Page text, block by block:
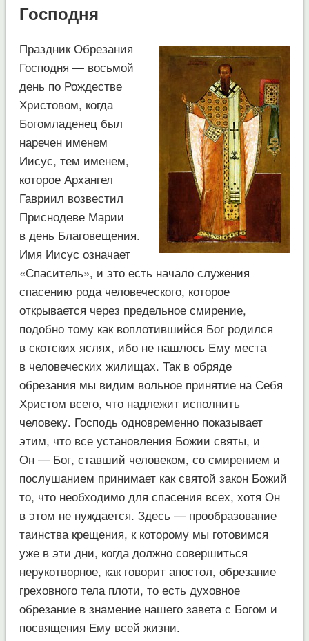
Господня
Праздник Обрезания
Господня — восьмой
день по Рождестве
Христовом, когда
Богомладенец был
наречен именем
Иисус, тем именем,
которое Архангел
Гавриил возвестил
Приснодеве Марии
в день Благовещения.
Имя Иисус означает
«Спаситель», и это есть начало служения
спасению рода человеческого, которое
открывается через предельное смирение,
подобно тому как воплотившийся Бог родился
в скотских яслях, ибо не нашлось Ему места
в человеческих жилищах. Так в обряде
обрезания мы видим вольное принятие на Себя
Христом всего, что надлежит исполнить
человеку. Господь одновременно показывает
этим, что все установления Божии святы, и
Он — Бог, ставший человеком, со смирением и
послушанием принимает как святой закон Божий
то, что необходимо для спасения всех, хотя Он
в этом не нуждается. Здесь — прообразование
таинства крещения, к которому мы готовимся
уже в эти дни, когда должно совершиться
нерукотворное, как говорит апостол, обрезание
греховного тела плоти, то есть духовное
обрезание в знамение нашего завета с Богом и
посвящения Ему всей жизни.